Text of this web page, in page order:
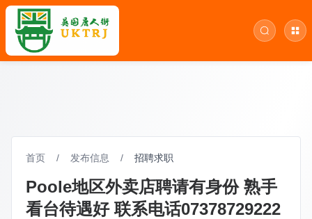
首页 / 发布信息 / 招聘求职
Poole地区外卖店聘请有身份 熟手
看台待遇好 联系电话07378729222